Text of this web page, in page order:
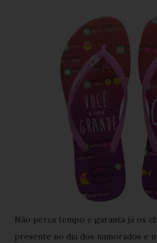
Não perca tempo e garanta já os
presente no dia dos namorados e